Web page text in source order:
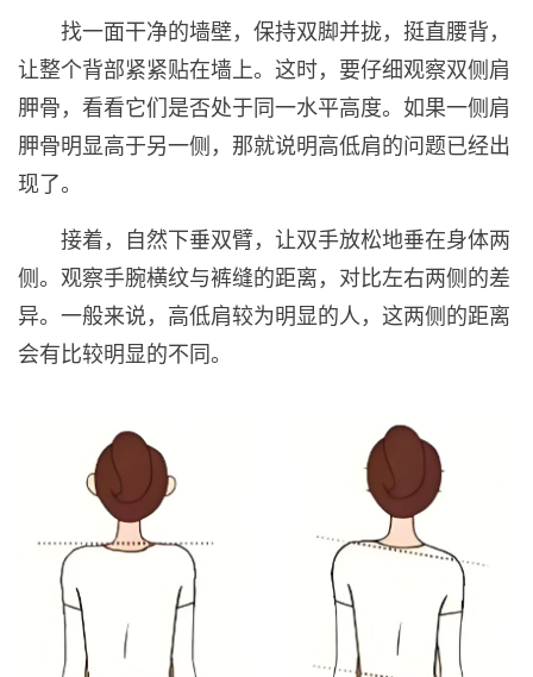
找一面干净的墙壁，保持双脚并拢，挺直腰背，
让整个背部紧紧贴在墙上。这时，要仔细观察双侧肩
胛骨，看看它们是否处于同一水平高度。如果一侧肩
胛骨明显高于另一侧，那就说明高低肩的问题已经出
现了。
接着，自然下垂双臂，让双手放松地垂在身体两
侧。观察手腕横纹与裤缝的距离，对比左右两侧的差
异。一般来说，高低肩较为明显的人，这两侧的距离
会有比较明显的不同。